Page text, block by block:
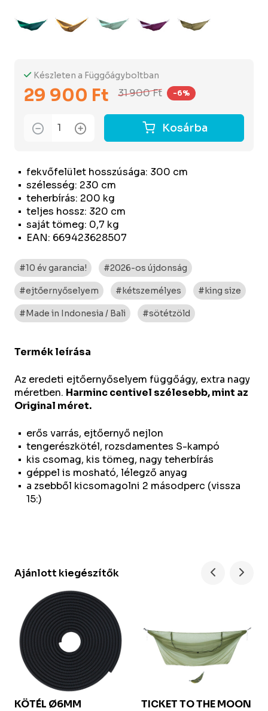
fekvőfelület hosszúsága: 300 cm
szélesség: 230 cm
teherbírás: 200 kg
teljes hossz: 320 cm
saját tömeg: 0,7 kg
EAN: 669423628507
Készleten a Függőágyboltban
29 900 Ft 31 900 Ft -6%
Kosárba
#10 év garancia! #2026-os újdonság
#ejtőernyőselyem #kétszemélyes #king size
#Made in Indonesia / Bali #sötétzöld
Termék leírása
Az eredeti ejtőernyőselyem függőágy, extra nagy
méretben. Harminc centivel szélesebb, mint az
Original méret.
erős varrás, ejtőernyő nejlon
tengerészkötél, rozsdamentes S-kampó
kis csomag, kis tömeg, nagy teherbírás
géppel is mosható, lélegző anyag
a zsebből kicsomagolni 2 másodperc (vissza
15:)
Ajánlott kiegészítők
KÖTÉL Ø6MM
TICKET TO THE MOON